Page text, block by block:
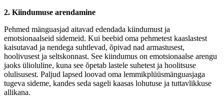
2. Kiindumuse arendamine
Pehmed mänguasjad aitavad edendada kiindumust ja
emotsionaalseid sidemeid. Kui beebid oma pehmetest kaaslastest
kaisutavad ja nendega suhtlevad, õpivad nad armastusest,
hoolivusest ja seltskonnast. See kiindumus on emotsionaalse arengu
jaoks ülioluline, kuna see õpetab lastele suhetest ja hoolitsuse
olulisusest. Paljud lapsed loovad oma lemmikplüüsmänguasjaga
tugeva sideme, kandes seda sageli kaasas lohutuse ja tuttavlikkuse
allikana.